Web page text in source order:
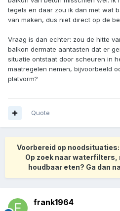
tegels en daar zou ik dan met wat
van maken, dus niet direct op de
Vraag is dan echter: zou de hitte
balkon dermate aantasten dat er
situatie ontstaat door scheuren in
maatregelen nemen, bijvoorbeeld
platvorm?
Quote
Voorbereid op noodsituaties:
Op zoek naar
houdbaar eten? Ga dan
frank1964